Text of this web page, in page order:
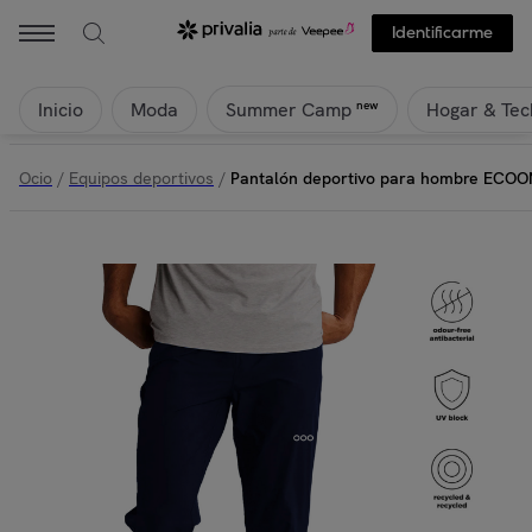
Identificarme
Inicio Moda Summer Camp new Hogar &
Ocio / Equipos deportivos / Pantalón deportivo para hombre